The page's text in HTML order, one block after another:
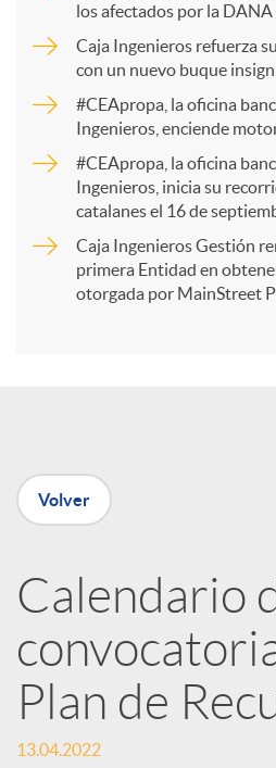
p
a
r
t
n
R
e
d
los afectados por la DANA
Caja Ingenieros refuerza
con un nuevo buque
#CEApropa, la oficina
Ingenieros, enciende
#CEApropa, la oficina
Ingenieros, inicia su
catalanes el 16 de
Caja Ingenieros Gestión
primera Entidad en
otorgada por MainStreet
Volver
Calendario
Plan de
13.04.2022